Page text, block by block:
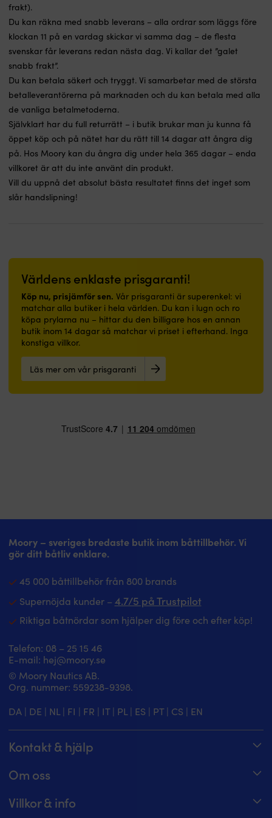
frakt).
Du kan räkna med snabb leverans – alla ordrar som läggs före
klockan 11 på en vardag skickar vi samma dag – de flesta
svenskar får leverans redan nästa dag. Vi kallar det ”galet
snabb frakt”.
Du kan betala säkert och tryggt. Vi samarbetar med de största
betalleverantörerna på marknaden och du kan betala med alla
de vanliga betalmetoderna.
Självklart har du full returrätt – i butik brukar man ju kunna få
öppet köp och på nätet har du rätt till 14 dagar att ångra dig
på. Hos Moory kan du ångra dig under hela 365 dagar – enda
villkoret är att du inte använt din produkt.
Vill du uppnå det absolut bästa resultatet finns det inget som
slår handslipning!
Världens enklaste prisgaranti!
Köp nu, prisjämför sen. Vår prisgaranti är superenkel: vi
matchar alla butiker i hela världen. Du kan i lugn och ro
köpa prylarna nu – hittar du den billigare hos en annan
butik inom 14 dagar så matchar vi priset i efterhand. Inga
konstiga villkor.
Läs mer om vår prisgaranti
Moory – sveriges bredaste butik inom båttillbehör. Vi
gör ditt båtliv enklare.
45 000 båttillbehör från 800 brands
Supernöjda kunder – 4.7/5 på Trustpilot
Riktiga båtnördar som hjälper dig före och efter köp!
Telefon: 08 – 25 15 46
E-mail: hej@moory.se
© Moory Nautics AB.
Org. nummer: 5‍59238-9398.
DA | DE | NL | FI | FR | IT| PL | ES | PT| CS | EN
Kontakt & hjälp
08 – 25 15 46 – telefontider alla dagar 8 – 20
Om oss
Villkor & info